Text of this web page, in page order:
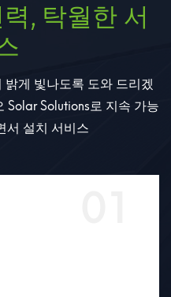
, 탁월한 서
게 빛나도록 도와 드리겠
Solar Solutions로 지속 가능
서 설치 서비스